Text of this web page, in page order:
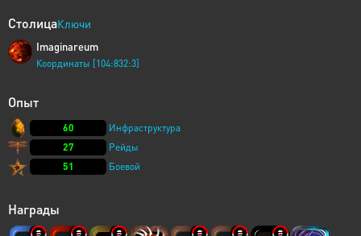
СтолицаКлючи
Imaginareum
Координаты [104:832:3]
Опыт
60
Инфраструктура
27
Рейды
51
Боевой
Награды